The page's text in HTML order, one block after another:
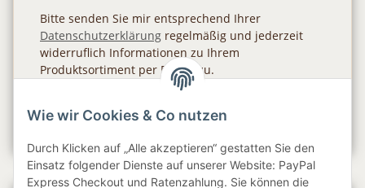
Bitte senden Sie mir entsprechend Ihrer
Datenschutzerklärung regelmäßig und jederzeit
widerruflich Informationen zu Ihrem
Produktsortiment per E-Mail zu.
Wie wir Cookies & Co nutzen
Durch Klicken auf „Alle akzeptieren“ gestatten Sie den
Einsatz folgender Dienste auf unserer Website: PayPal
Express Checkout und Ratenzahlung. Sie können die